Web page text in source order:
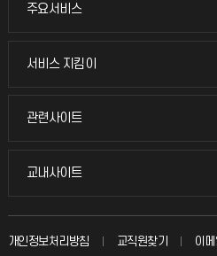
주요서비스
주요서비스
교무회의방송
입학안내
서비스 지킴이
서비스 지킴이
묻고 답하기
칭찬마당
관련사이트
관련사이트
국방헬프콜
교내사이트
교내사이트
교수회
개인정보처리방침 교직원찾기
이